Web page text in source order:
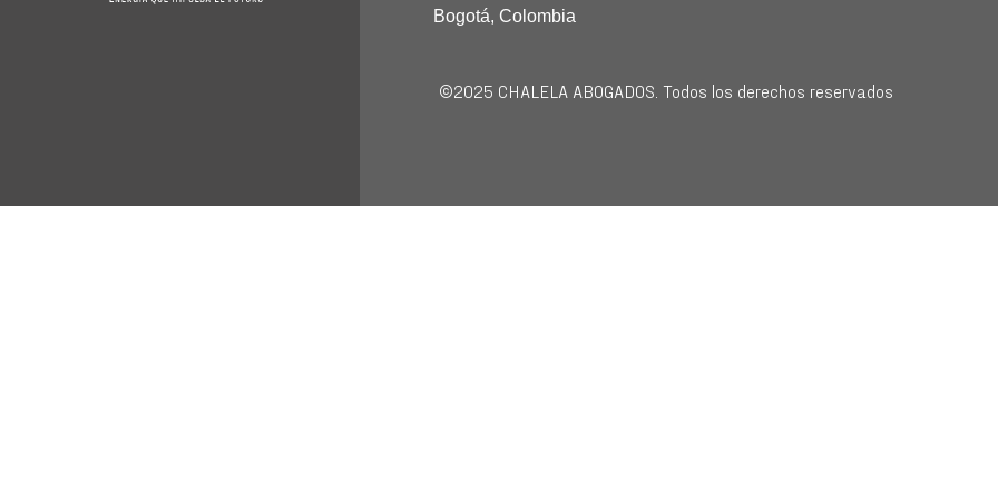
Bogotá, Colombia
©2025 CHALELA ABOGADOS. Todos los derechos reservados